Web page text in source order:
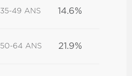
35-49 ANS 14.6%
50-64 ANS 21.9%